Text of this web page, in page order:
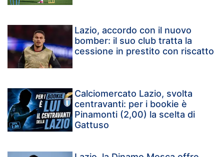
Lazio, accordo con il nuovo
bomber: il suo club tratta la
cessione in prestito con riscatto
Calciomercato Lazio, svolta
centravanti: per i bookie è
Pinamonti (2,00) la scelta di
Gattuso